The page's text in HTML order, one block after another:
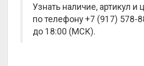
Узнать наличие, артикул и
по телефону +7 (917) 578-
до 18:00 (МСК).